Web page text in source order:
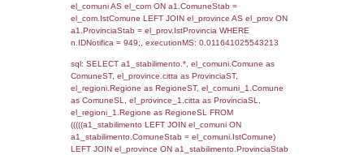
SEZIONE L (pubblico) - INFORMAZIONI
INCIDENTALI CON IMPATTO
STABILIMENTO
Indietro